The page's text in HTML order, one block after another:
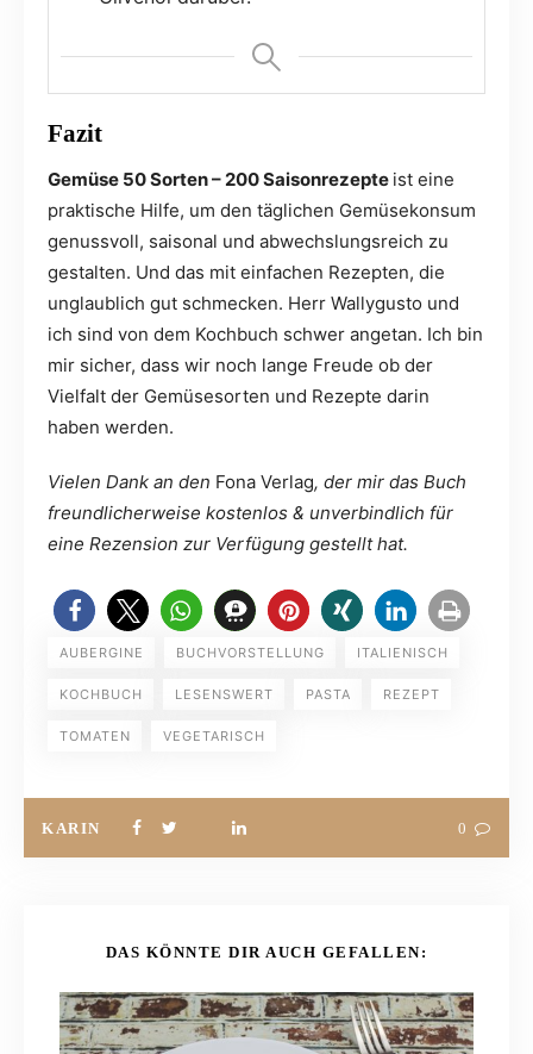
Fazit
Gemüse 50 Sorten – 200 Saisonrezepte ist eine
praktische Hilfe, um den täglichen Gemüsekonsum
genussvoll, saisonal und abwechslungsreich zu
gestalten. Und das mit einfachen Rezepten, die
unglaublich gut schmecken. Herr Wallygusto und
ich sind von dem Kochbuch schwer angetan. Ich bin
mir sicher, dass wir noch lange Freude ob der
Vielfalt der Gemüsesorten und Rezepte darin
haben werden.
Vielen Dank an den Fona Verlag, der mir das Buch
freundlicherweise kostenlos & unverbindlich für
eine Rezension zur Verfügung gestellt hat.
AUBERGINE BUCHVORSTELLUNG ITALIENISCH
KOCHBUCH LESENSWERT PASTA REZEPT
TOMATEN VEGETARISCH
KARIN 0
DAS KÖNNTE DIR AUCH GEFALLEN: